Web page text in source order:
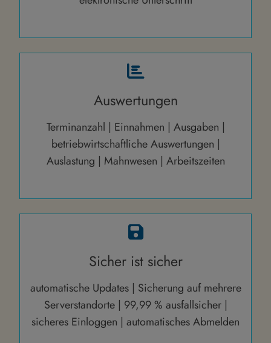
Auswertungen
Terminanzahl | Einnahmen | Ausgaben |
betriebwirtschaftliche Auswertungen |
Auslastung | Mahnwesen | Arbeitszeiten
Sicher ist sicher
automatische Updates | Sicherung auf mehrere
Serverstandorte | 99,99 % ausfallsicher |
sicheres Einloggen | automatisches Abmelden